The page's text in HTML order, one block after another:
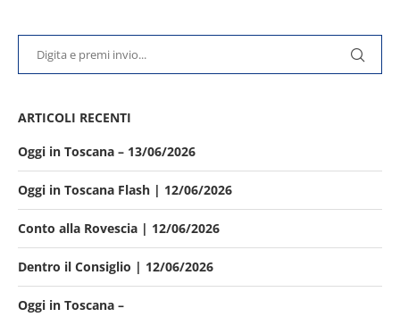
ARTICOLI RECENTI
Oggi in Toscana – 13/06/2026
Oggi in Toscana Flash | 12/06/2026
Conto alla Rovescia | 12/06/2026
Dentro il Consiglio | 12/06/2026
Oggi in Toscana –